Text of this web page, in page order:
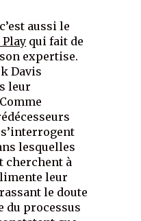
aussi le
qui fait de
expertise.
Davis
leur
lesquelles
cherchent à
leur
le doute
du processus